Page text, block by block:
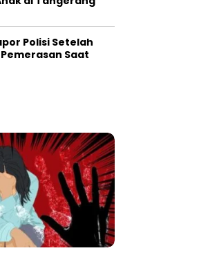
Polisi Setelah
Saat